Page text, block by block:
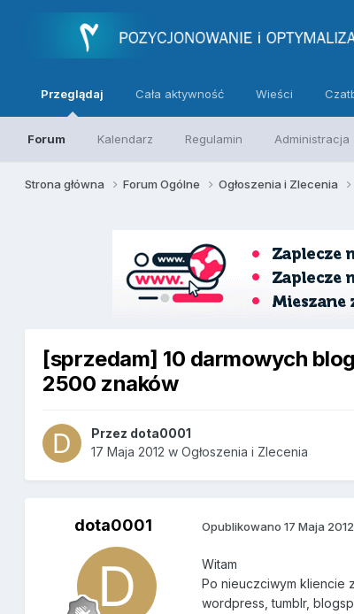
Przeglądaj
Forum Kalendarz Regulamin Administracja
Cała aktywność Wieści
Strona główna Forum Ogólne Ogłoszenia i Zlecenia
[sprzedam] 10 darmowych
2500 znaków
Przez dota0001
17 Maja 2012 wOgłoszenia i Zlecenia
dota0001 Opublikowano17 Maja 2012
Witam
Po nieuczciwym kliencie
wordpress, tumblr,